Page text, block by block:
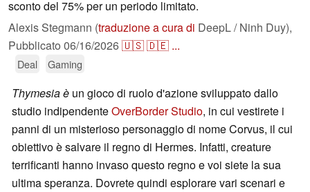
sconto del 75% per un periodo limitato.
Alexis Stegmann (traduzione a cura di DeepL / Ninh Duy),
Pubblicato 06/16/2026🇺🇸🇩🇪 ...
Deal Gaming
Thymesia è un gioco di ruolo d'azione sviluppato dallo
studio indipendenteOverBorder Studio, in cui vestirete i
panni di un misterioso personaggio di nome Corvus, il cui
obiettivo è salvare il regno di Hermes. Infatti, creature
terrificanti hanno invaso questo regno e voi siete la sua
ultima speranza. Dovrete quindi esplorare vari scenari e